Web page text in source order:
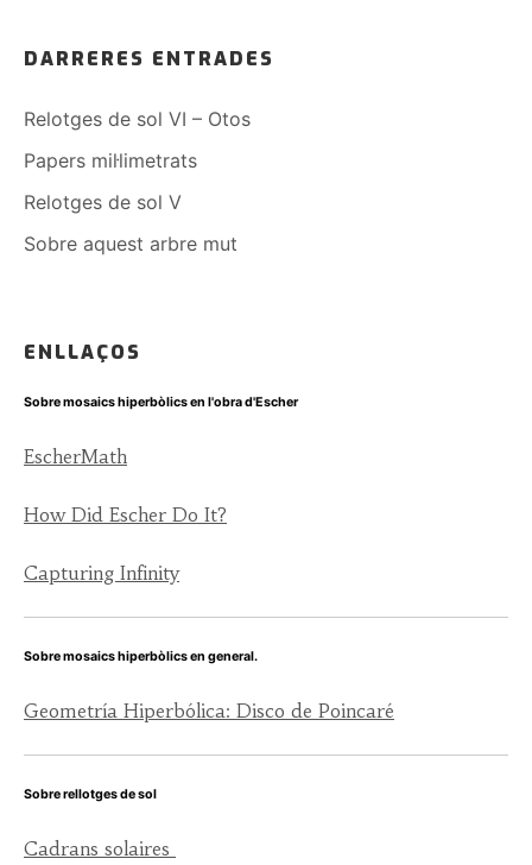
DARRERES ENTRADES
Relotges de sol VI – Otos
Papers mil·limetrats
Relotges de sol V
Sobre aquest arbre mut
ENLLAÇOS
Sobre mosaics hiperbòlics en l'obra d'Escher
EscherMath
How Did Escher Do It?
Capturing Infinity
Sobre mosaics hiperbòlics en general.
Geometría Hiperbólica: Disco de Poincaré
Sobre rellotges de sol
Cadrans solaires